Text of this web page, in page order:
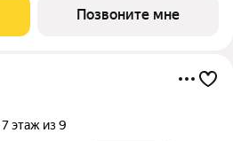
до 2 млн ! Комфортные программы
Позвоните мне
7 этаж из 9